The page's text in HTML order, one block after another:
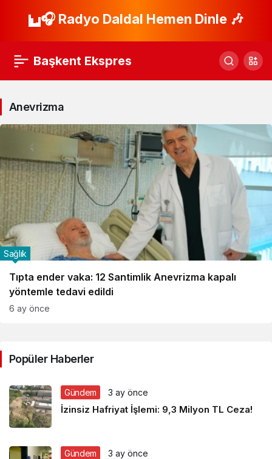
🎧 Radyo Daldal Hemen Dinle 🎶
Başkent Ekspres
Anevrizma
Tıpta ender vaka: 12 Santimlik Anevrizma kapalı
yöntemle tedavi edildi
Sağlık
6 ay önce
Popüler Haberler
Gündem 3 ay önce
İzinsiz Hafriyat İşlemi: 9,3 Milyon TL Ceza!
Gündem 3 ay önce